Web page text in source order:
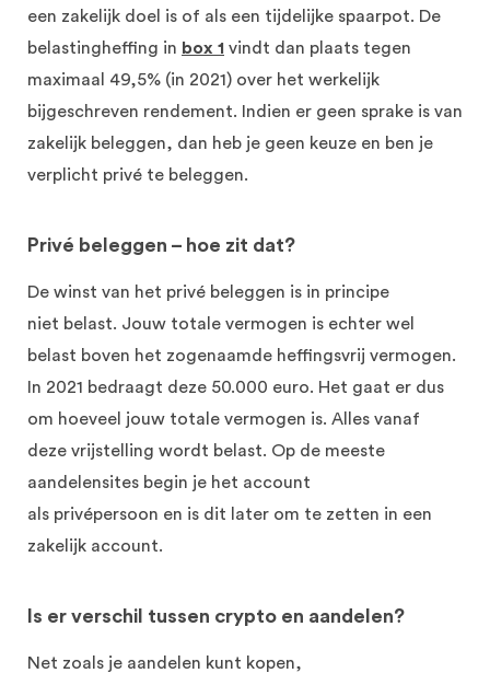
een zakelijk doel is of als een tijdelijke spaarpot. De
belastingheffing in box 1 vindt dan plaats tegen
maximaal 49,5% (in 2021) over het werkelijk
bijgeschreven rendement.
Indien er geen sprake is van
zakelijk beleggen, dan heb je geen keuze en ben je
verplicht privé te beleggen.
Privé beleggen – hoe zit dat?
De winst van het privé beleggen is in principe
niet belast. Jouw totale vermogen is echter wel
belast boven het zogenaamde heffingsvrij vermogen.
In 2021 bedraagt deze 50.000 euro. Het gaat er dus
om hoeveel jouw totale vermogen is. Alles vanaf
deze vrijstelling wordt belast. Op de meeste
aandelensites begin je het account
als privépersoon en is dit later om te zetten in een
zakelijk account.
Is er verschil tussen crypto en aandelen?
Net zoals je aandelen kunt kopen,